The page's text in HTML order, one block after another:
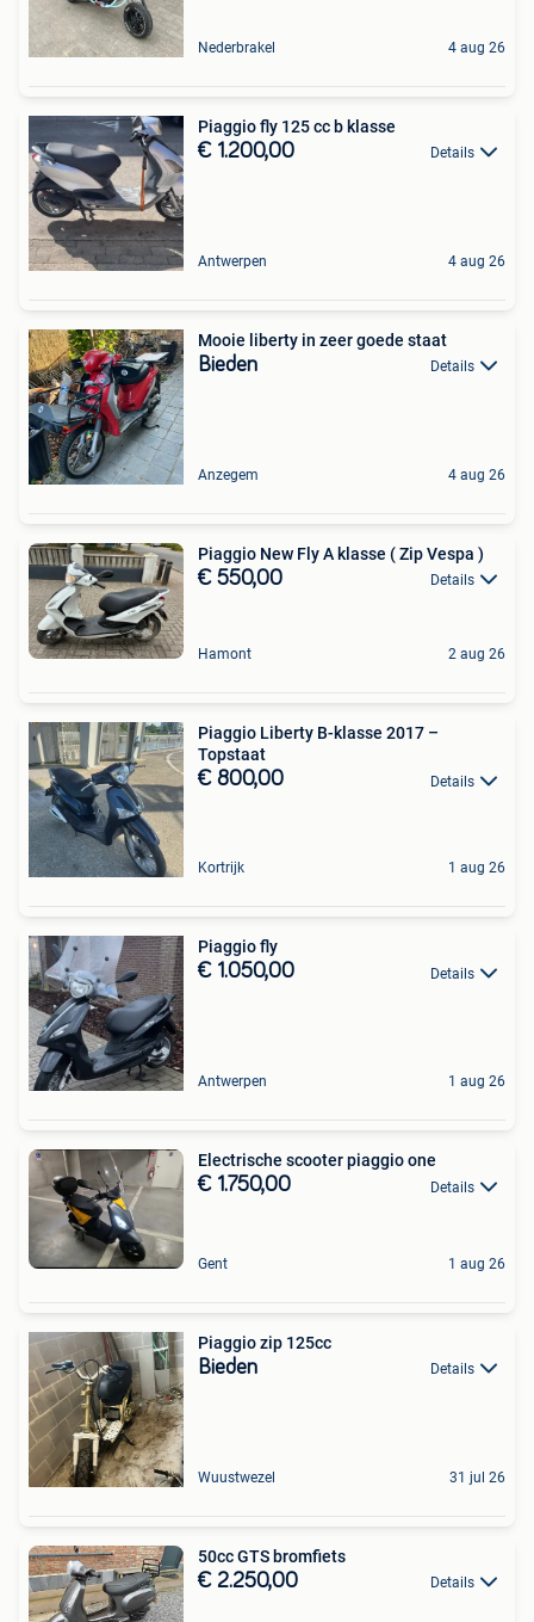
Nederbrakel 4 aug 26
Piaggio fly 125 cc b klasse
€ 1.200,00 Details
Antwerpen 4 aug 26
Mooie liberty in zeer goede staat
Bieden Details
Anzegem 4 aug 26
Piaggio New Fly A klasse ( Zip Vespa )
€ 550,00 Details
Hamont 2 aug 26
Piaggio Liberty B-klasse 2017 –
Topstaat
€ 800,00 Details
Kortrijk 1 aug 26
Piaggio fly
€ 1.050,00 Details
Antwerpen 1 aug 26
Electrische scooter piaggio one
€ 1.750,00 Details
Gent 1 aug 26
Piaggio zip 125cc
Bieden Details
Wuustwezel 31 jul 26
50cc GTS bromfiets
€ 2.250,00 Details